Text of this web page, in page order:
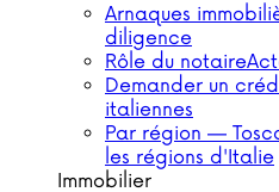
Arnaques
diligence
Rôle du notaire
Demander un
italiennes
Par région —
les régions d'Italie
Immobilier